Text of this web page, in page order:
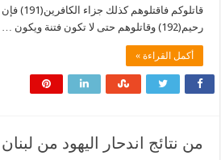
قاتلوكم
رحيم(192) وقاتلوهم حتى لا تكون فتنة ويكون …
أكمل القراءة »
من نتائج اندحار اليهود من لبنان